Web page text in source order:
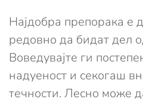
Најдобра препорака е
редовно да бидат дел
Воведувајте ги
надуеност и секогаш
течности. Лесно може